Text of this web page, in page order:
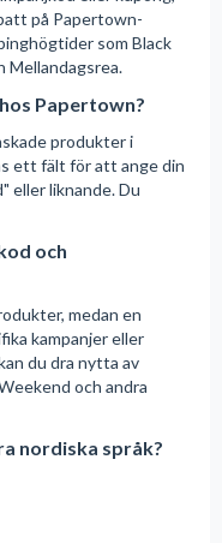
på Papertown-
som Black
Mellandagsrea.
Papertown?
produkter i
ett fält för att ange din
eller liknande. Du
och
medan en
kampanjer eller
du dra nytta av
och andra
nordiska språk?